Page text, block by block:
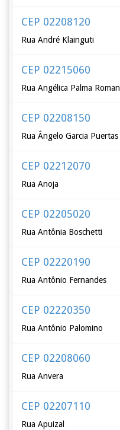
CEP 02208120
Rua André Klainguti
CEP 02215060
Rua Angélica Palma Roman
CEP 02208150
Rua Ângelo Garcia Puertas
CEP 02212070
Rua Anoja
CEP 02205020
Rua Antônia Boschetti
CEP 02220190
Rua Antônio Fernandes
CEP 02220350
Rua Antônio Palomino
CEP 02208060
Rua Anvera
CEP 02207110
Rua Apuizal